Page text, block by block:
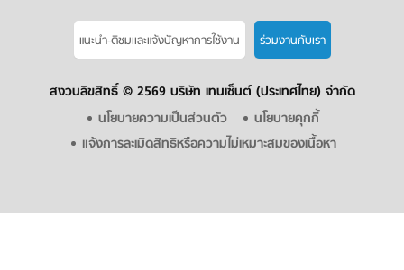
แนะนำ-ติชมเเละแจ้งปัญหาการใช้งาน ร่วมงานกับเรา
สงวนลิขสิทธิ์ © 2569 บริษัท เทนเซ็นต์ (ประเทศไทย) จำกัด
นโยบายความเป็นส่วนตัว
นโยบายคุกกี้
แจ้งการละเมิดสิทธิหรือความไม่เหมาะสมของเนื้อหา